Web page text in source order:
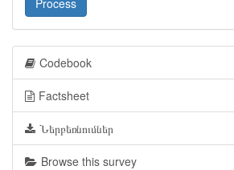
Process
Codebook
Factsheet
Ներբեռնումներ
Browse this survey